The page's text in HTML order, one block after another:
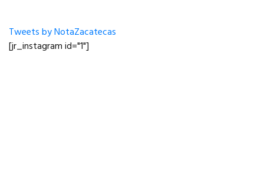
Tweets by NotaZacatecas
[jr_instagram id="1"]